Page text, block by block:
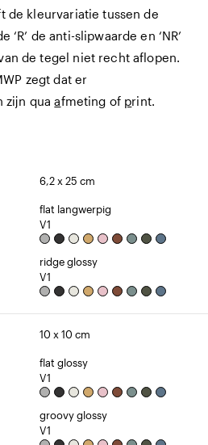
de kleurvariatie tussen de
de anti-slipwaarde en ‘NR’
de tegel niet recht aflopen.
zegt dat er
zijn quaafmeting of print.
6,2 x 25 cm
flat langwerpig
V1
ridge glossy
V1
10 x 10 cm
flat glossy
V1
groovy glossy
V1